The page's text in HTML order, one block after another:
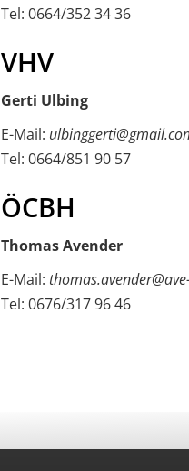
Tel: 0664/352 34 36
VHV
Gerti Ulbing
E-Mail:
Tel: 0664/851 90 57
ÖCBH
Thomas Avender
E-Mail:
Tel: 0676/317 96 46